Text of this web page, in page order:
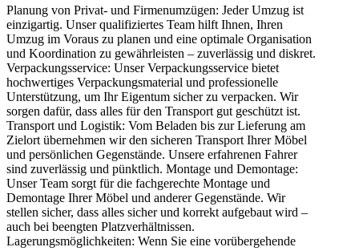
Planung von Privat- und Firmenumzügen: Jeder Umzug ist
einzigartig. Unser qualifiziertes Team hilft Ihnen, Ihren
Umzug im Voraus zu planen und eine optimale Organisation
und Koordination zu gewährleisten – zuverlässig und diskret.
Verpackungsservice: Unser Verpackungsservice bietet
hochwertiges Verpackungsmaterial und professionelle
Unterstützung, um Ihr Eigentum sicher zu verpacken. Wir
sorgen dafür, dass alles für den Transport gut geschützt ist.
Transport und Logistik: Vom Beladen bis zur Lieferung am
Zielort übernehmen wir den sicheren Transport Ihrer Möbel
und persönlichen Gegenstände. Unsere erfahrenen Fahrer
sind zuverlässig und pünktlich. Montage und Demontage:
Unser Team sorgt für die fachgerechte Montage und
Demontage Ihrer Möbel und anderer Gegenstände. Wir
stellen sicher, dass alles sicher und korrekt aufgebaut wird –
auch bei beengten Platzverhältnissen.
Lagerungsmöglichkeiten: Wenn Sie eine vorübergehende